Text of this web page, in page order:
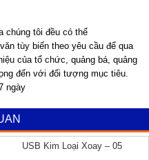
chúng tôi đều có thể
tùy biến theo yêu cầu để qua
của tổ chức, quảng bá, quảng
đến với đối tượng mục tiêu.
ngày
USB Kim Loại Xoay – 05